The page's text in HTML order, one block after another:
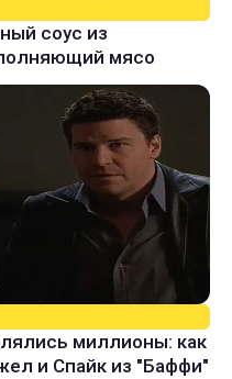
соус из
мясо
миллионы: как
и Спайк из "Баффи"